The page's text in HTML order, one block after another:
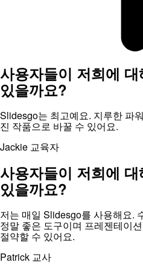
사용자들이 저희에
있을까요?
Slidesgo는 최고예요. 지루한 파
진 작품으로 바꿀 수 있어요.
Jackie 교육자
사용자들이 저희에
있을까요?
저는 매일 Slidesgo를 사용해요.
정말 좋은 도구이며 프레젠테이
절약할 수 있어요.
Patrick 교사